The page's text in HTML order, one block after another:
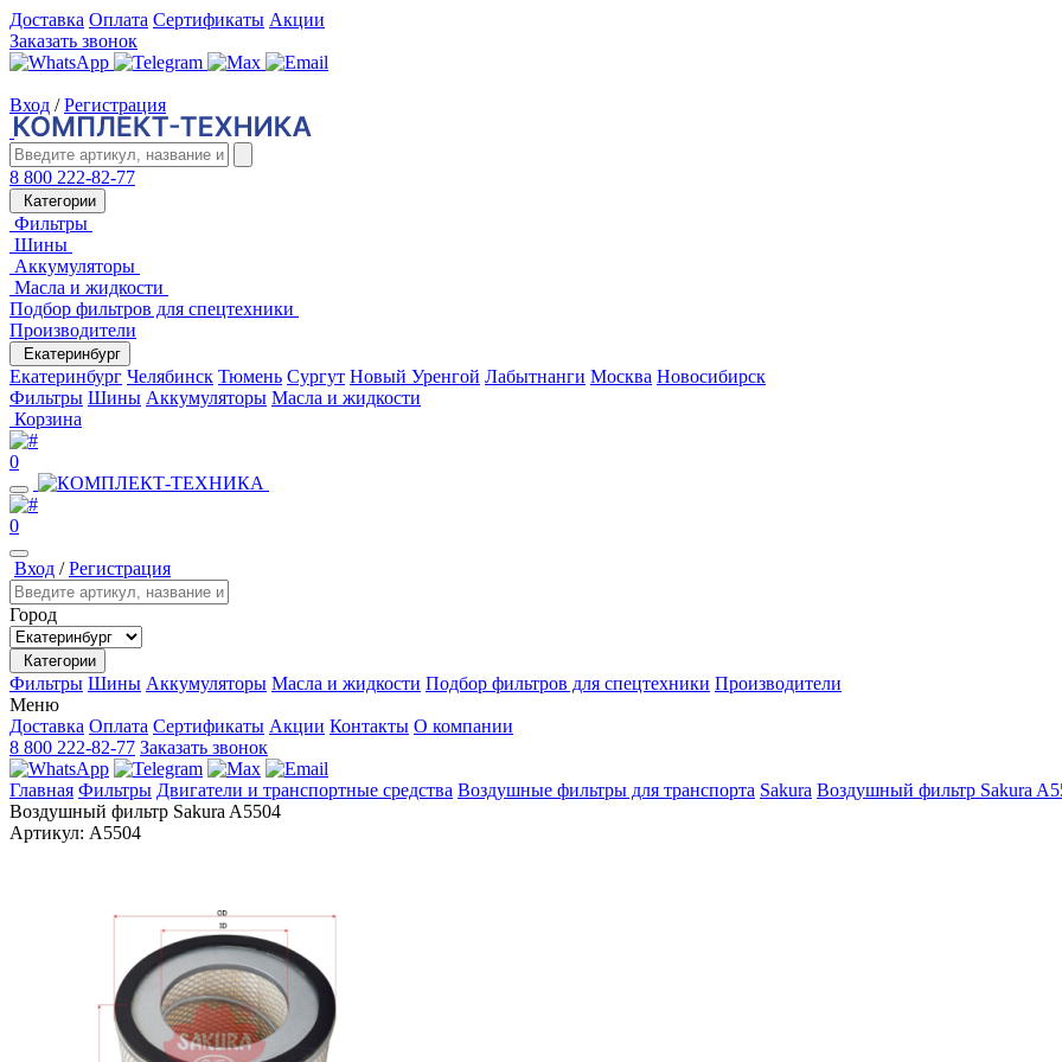
Доставка Оплата Сертификаты Акции
Заказать звонок
Вход / Регистрация
8 800 222-82-77
Категории
Фильтры
Шины
Аккумуляторы
Масла и жидкости
Подбор фильтров для спецтехники
Производители
Екатеринбург
Екатеринбург Челябинск Тюмень Сургут Новый Уренгой Лабытнанги Москва Новосибирск
Фильтры Шины Аккумуляторы Масла и жидкости
Корзина
0
0
Вход /Регистрация
Город
Категории
Фильтры Шины Аккумуляторы Масла и жидкости Подбор фильтров для спецтехники Производители
Меню
Доставка Оплата Сертификаты Акции Контакты О компании
8 800 222-82-77 Заказать звонок
Главная Фильтры Двигатели и транспортные средства Воздушные фильтры для транспорта Sakura Воздушный фильтр Sakura
Воздушный фильтр Sakura A5504
Артикул: A5504